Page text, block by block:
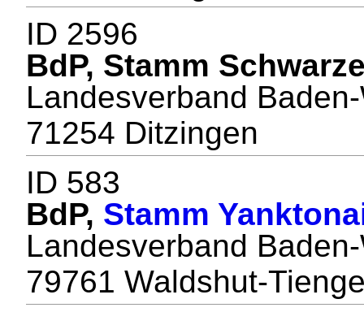
ID 2596
BdP, Stamm
Landesverband
71254 Ditzingen
ID 583
BdP, Stamm
Landesverband
79761 Waldshut-